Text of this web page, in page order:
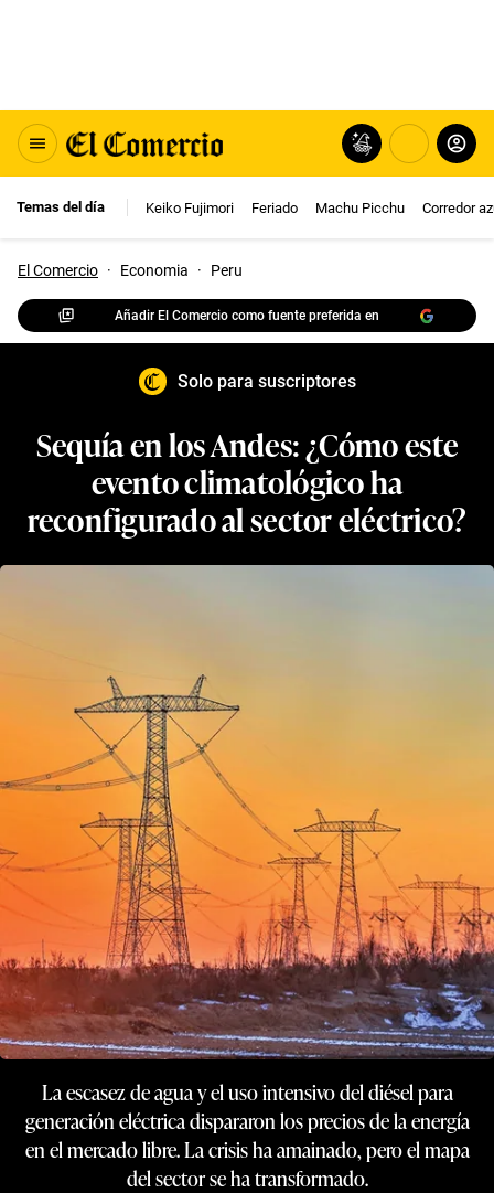
Temas del día Keiko Fujimori Feriado Machu Picchu Corredor
El Comercio · Economia · Peru
Añadir El Comercio como fuente preferida en
Solo para suscriptores
Sequía en los Andes: ¿Cómo este
evento climatológico ha
reconfigurado al sector eléctrico?
La escasez de agua y el uso intensivo del diésel para
generación eléctrica dispararon los precios de la energía
en el mercado libre. La crisis ha amainado, pero el mapa
del sector se ha transformado.